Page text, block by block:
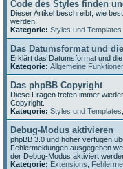
Code des Styles finden
Dieser Artikel beschreibt, wie
werden.
Kategorie: Styles und Templates
Das Datumsformat und
Erklärt das Datumsformat und
Kategorie: Allgemeine
Das phpBB Copyright
Diese Fragen treten immer
Copyright.
Kategorie: Styles und Templates
Debug-Modus aktivieren
phpBB 3.0 und höher verfügen
Fehlermeldungen ausgegeben
der Debug-Modus aktiviert
Kategorie: Extensions